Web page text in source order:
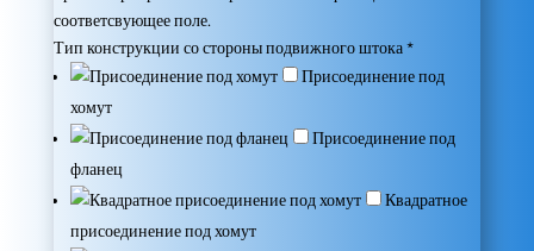
соответсвующее поле.
Тип конструкции со стороны подвижного штока *
Присоединение под
хомут
Присоединение под
фланец
Квадратное
присоединение под хомут